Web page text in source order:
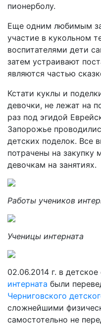
пионерболу.
Еще одним любимым
участие в кукольном
воспитателями дети
затем устраивают
являются частью
Кстати куклы и
девочки, не лежат на
раз под эгидой
Запорожье
детских поделок. Все
потрачены на закупку
девочкам на занятиях.
Работы учеников
Ученицы интерната
02.06.2014 г. в детское
интерната были
Черниговского
сложнейшими
самостотельно не